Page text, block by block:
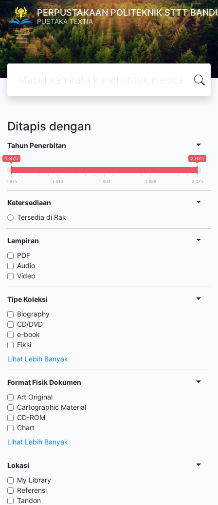
PERPUSTAKAAN POLITEKNIK STTT
PUSTAKA TEXTIA
Ditapis dengan
Tahun Penerbitan
1 875 2 025
1 875 1 913 1 950 1 988 2 025
Ketersediaan
Tersedia di Rak
Lampiran
PDF
Audio
Video
Tipe Koleksi
Biography
CD/DVD
e-book
Fiksi
Lihat Lebih Banyak
Format Fisik Dokumen
Art Original
Cartographic Material
CD-ROM
Chart
Lihat Lebih Banyak
Lokasi
My Library
Referensi
Tandon